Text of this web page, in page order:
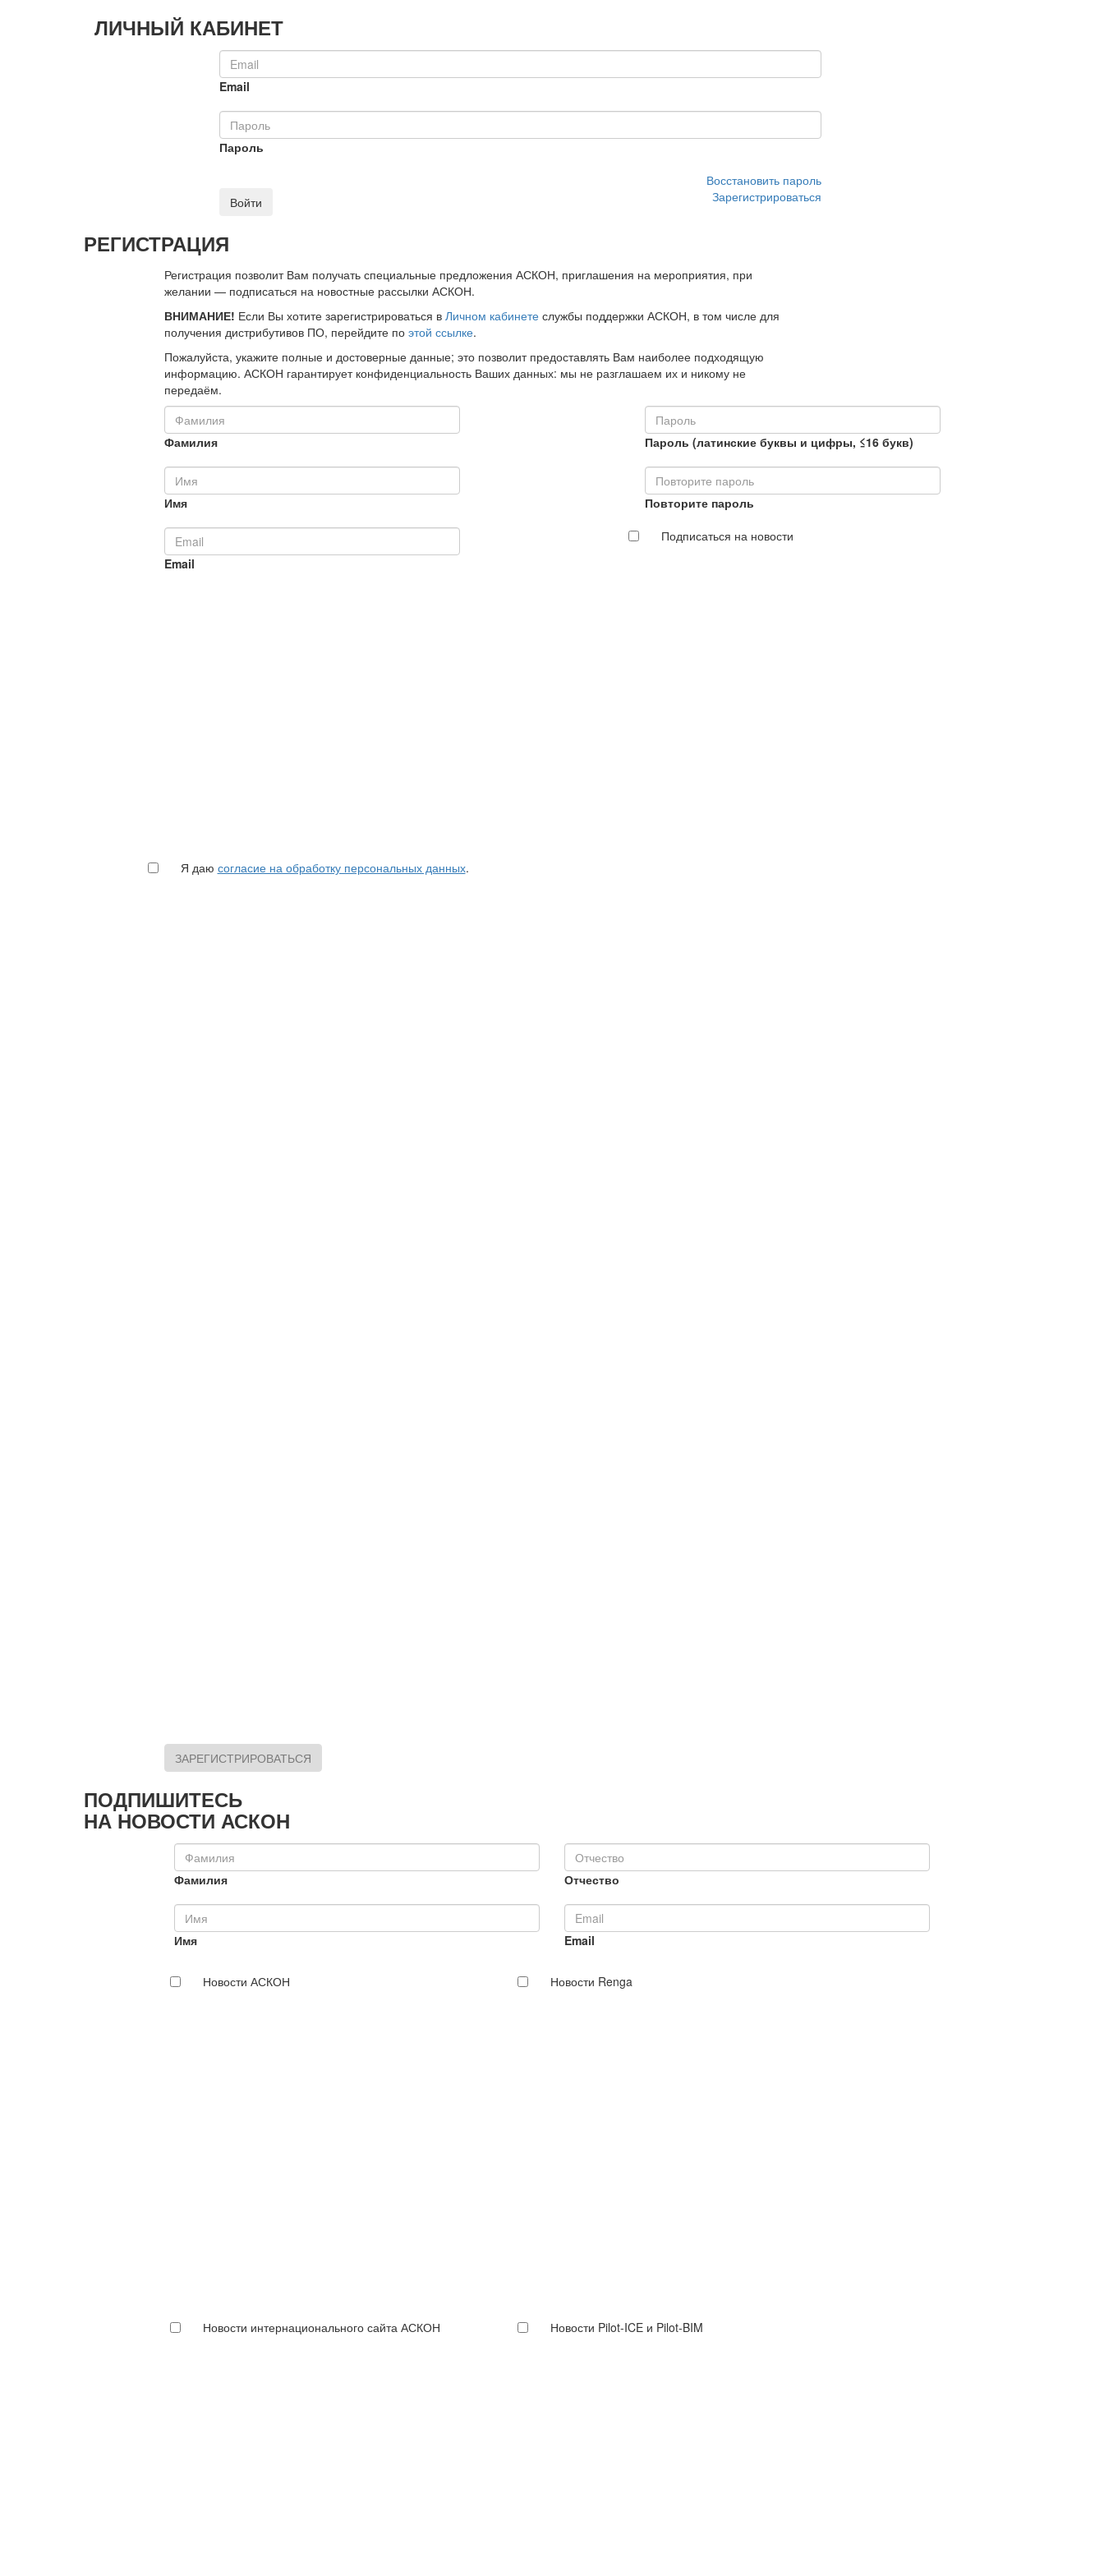
ЛИЧНЫЙ КАБИНЕТ
Email
Пароль
Восстановить пароль
Войти
Зарегистрироваться
РЕГИСТРАЦИЯ
Регистрация позволит Вам получать специальные предложения АСКОН, приглашения на мероприятия, при
желании — подписаться на новостные рассылки АСКОН.
ВНИМАНИЕ! Если Вы хотите зарегистрироваться в Личном кабинетеслужбы поддержки АСКОН, в том числе для
получения дистрибутивов ПО, перейдите по этой ссылке.
Пожалуйста, укажите полные и достоверные данные; это позволит предоставлять Вам наиболее подходящую
информацию. АСКОН гарантирует конфиденциальность Ваших данных: мы не разглашаем их и никому не
передаём.
Фамилия
Имя
Email
Пароль (латинские буквы и цифры, ≤16 букв)
Повторите пароль
Подписаться на новости
Я даю согласие на обработку персональных данных.
ЗАРЕГИСТРИРОВАТЬСЯ
ПОДПИШИТЕСЬ
НА НОВОСТИ АСКОН
Фамилия
Имя
Отчество
Email
Новости АСКОН
Новости интернационального сайта АСКОН
Новости Renga
Новости Pilot-ICE и Pilot-BIM